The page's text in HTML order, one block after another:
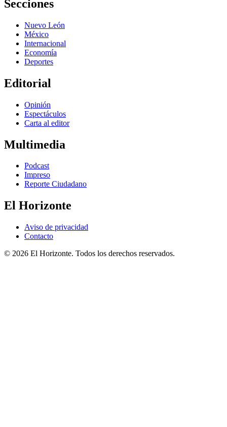
Secciones
Nuevo León
México
Internacional
Economía
Deportes
Editorial
Opinión
Espectáculos
Carta al editor
Multimedia
Podcast
Impreso
Reporte Ciudadano
El Horizonte
Aviso de privacidad
Contacto
© 2026 El Horizonte. Todos los derechos reservados.